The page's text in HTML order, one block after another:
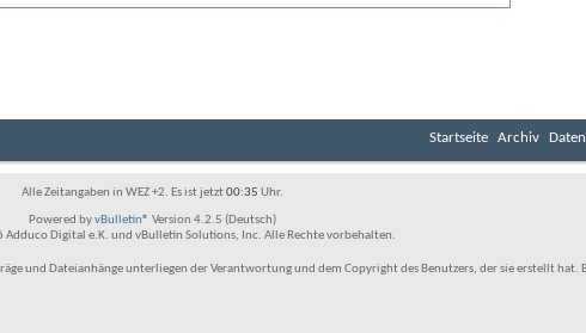
Startseite Archiv
Alle Zeitangaben in WEZ +2. Es ist jetzt00:35 Uhr.
Powered byvBulletin® Version 4.2.5 (Deutsch)
Digital e.K. und vBulletin Solutions, Inc. Alle Rechte vorbehalten.
und Dateianhänge unterliegen der Verantwortung und dem Copyright des Benutzers, der sie erstellt